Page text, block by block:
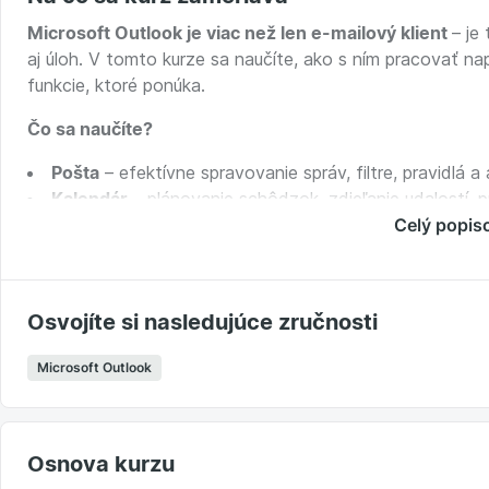
Microsoft Outlook je viac než len e-mailový klient – ​​je
aj úloh. V tomto kurze sa naučíte, ako s ním pracovať
funkcie, ktoré ponúka.
Čo sa naučíte?
Pošta – efektívne spravovanie správ, filtre, pravidlá a
Kalendár – plánovanie schôdzok, zdieľanie udalostí,
– vytváranie, priraďovanie, opakovanie
Mobilná a desktopová aplikácia– ako mať Outlook
Kurz je určený pre každého, kto chce Outlook využívať
Celý
Osvojíte si nasledujúce zručnosti
Microsoft Outlook
Osnova kurzu